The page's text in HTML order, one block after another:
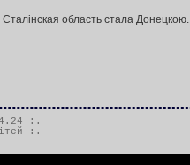
область стала Донецкою.
:.
:.